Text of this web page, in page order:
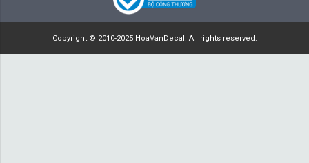
Copyright © 2010-2025 HoaVanDecal. All rights reserved.